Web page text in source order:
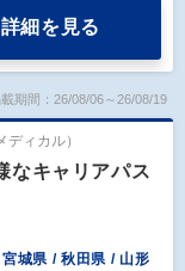
詳細を見る
期間：26/08/06～26/08/19
ィカル）
なキャリアパス
城県 / 秋田県 / 山形